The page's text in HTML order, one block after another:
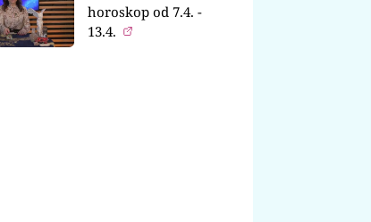
horoskop od 7.4. -
13.4.